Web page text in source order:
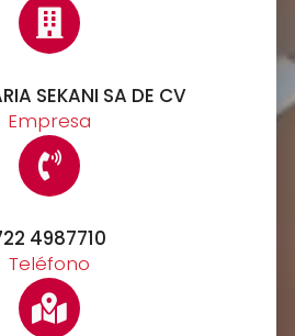
SEKANI SA DE CV
Empresa
4987710
Teléfono